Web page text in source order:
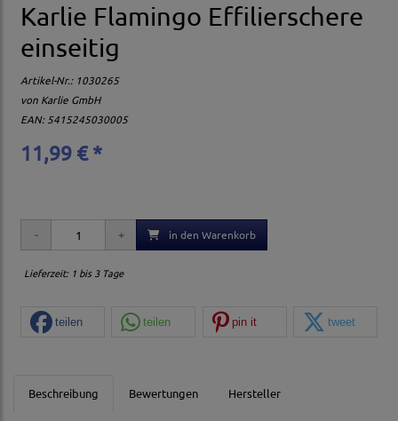
Karlie Flamingo Effilierschere
einseitig
Artikel-Nr.: 1030265
von Karlie GmbH
EAN: 5415245030005
11,99 € *
in den Warenkorb
Lieferzeit: 1 bis 3 Tage
teilen teilen pin it tweet
Beschreibung Bewertungen Hersteller